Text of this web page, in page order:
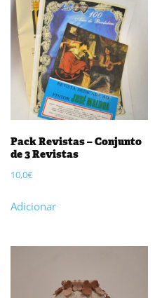
Pack Revistas – Conjunto
de 3 Revistas
10,0€
Adicionar